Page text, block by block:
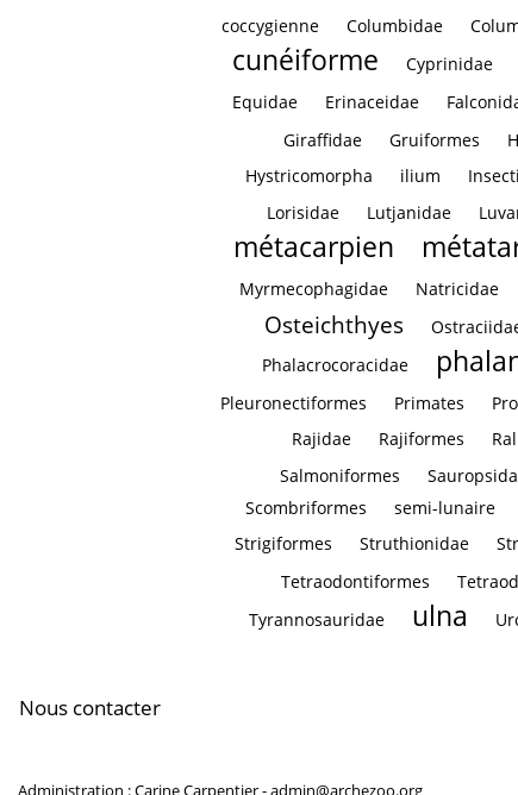
coccygienne
Columbidae
cunéiforme
Cyprinidae
Equidae
Erinaceidae
Giraffidae
Gruiformes
Hystricomorpha
ilium
Lorisidae Lutjanidae
métacarpien
Myrmecophagidae
Natricidae
Osteichthyes
Phalacrocoracidae
Pleuronectiformes
Primates
Rajidae Rajiformes
Salmoniformes
Sauropsida
Scombriformes
semi-lunaire
Strigiformes
Struthionidae
Tetraodontiformes
Tyrannosauridae
ulna
Nous contacter
Administration : Carine Carpentier -admin@archezoo.org